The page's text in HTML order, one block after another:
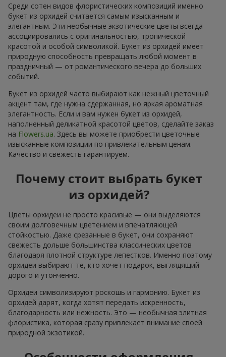
Среди сотен видов флористических композиций именно
букет из орхидей считается самым изысканным и
элегантным. Эти необычные экзотические цветы всегда
ассоциировались с оригинальностью, тропической
красотой и особой символикой. Букет из орхидей имеет
природную способность превращать любой момент в
праздничный — от романтического вечера до больших
событий.
Букет из орхидей часто выбирают как нежный цветочный
акцент там, где нужна сдержанная, но яркая ароматная
элегантность. Если и вам нужен букет из орхидей,
наполненный деликатной красотой цветов, сделайте заказ
на Flowers.ua. Здесь вы можете приобрести цветочные
изысканные композиции по привлекательным ценам.
Качество и свежесть гарантируем.
Почему стоит выбрать букет
из орхидей?
Цветы орхидеи не просто красивые — они выделяются
своим долговечным цветением и впечатляющей
стойкостью. Даже срезанные в букет, они сохраняют
свежесть дольше большинства классических цветов
благодаря плотной структуре лепестков. Именно поэтому
орхидеи выбирают те, кто хочет подарок, выглядящий
дорого и утонченно.
Орхидеи символизируют роскошь и гармонию. Букет из
орхидей дарят, когда хотят передать искренность,
благодарность или нежность. Это — необычная элитная
флористика, которая сразу привлекает внимание своей
природной экзотикой.